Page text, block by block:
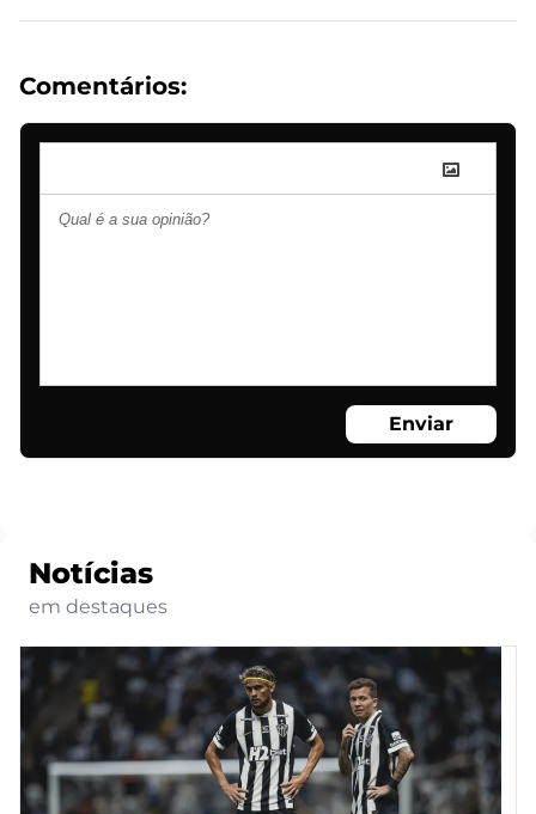
Comentários:
Enviar
Notícias
em destaques